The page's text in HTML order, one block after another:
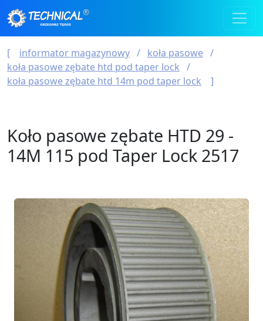
informator magazynowy
koła pasowe
koła pasowe zębate htd pod taper lock
koła pasowe zębate htd 14m pod taper lock
Koło pasowe zębate HTD 29 -
14M 115 pod Taper Lock 2517